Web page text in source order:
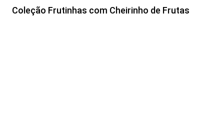
Coleção Frutinhas com Cheirinho de Frutas